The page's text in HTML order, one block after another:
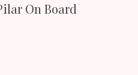
On Board